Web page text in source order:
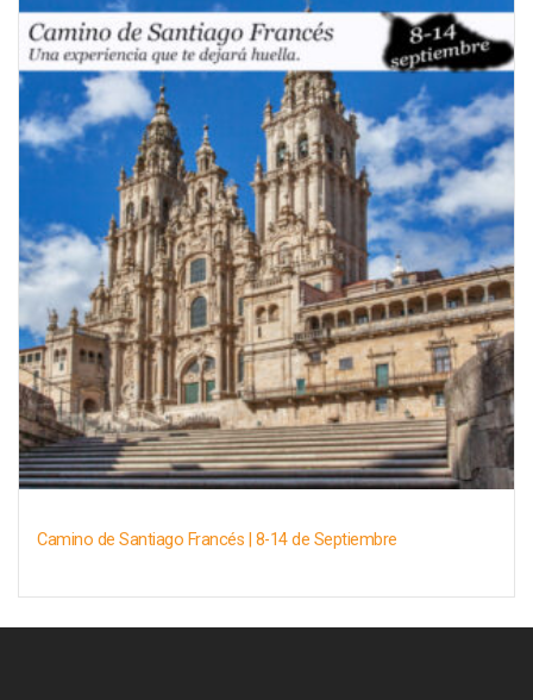
Camino de Santiago Francés | 8-14 de Septiembre